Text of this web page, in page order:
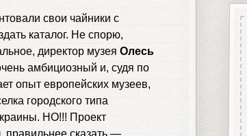
свои чайники с
каталог. Не спорю,
директор музеяОлесь
амбициозный и, судя по
опыт европейских музеев,
городского типа
НО!!! Проект